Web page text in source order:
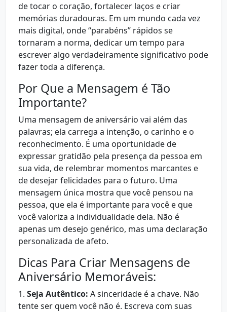
de tocar o coração, fortalecer laços e criar
memórias duradouras. Em um mundo cada vez
mais digital, onde “parabéns” rápidos se
tornaram a norma, dedicar um tempo para
escrever algo verdadeiramente significativo pode
fazer toda a diferença.
Por Que a Mensagem é Tão
Importante?
Uma mensagem de aniversário vai além das
palavras; ela carrega a intenção, o carinho e o
reconhecimento. É uma oportunidade de
expressar gratidão pela presença da pessoa em
sua vida, de relembrar momentos marcantes e
de desejar felicidades para o futuro. Uma
mensagem única mostra que você pensou na
pessoa, que ela é importante para você e que
você valoriza a individualidade dela. Não é
apenas um desejo genérico, mas uma declaração
personalizada de afeto.
Dicas Para Criar Mensagens de
Aniversário Memoráveis:
1. Seja Autêntico: A sinceridade é a chave. Não
tente ser quem você não é. Escreva com suas